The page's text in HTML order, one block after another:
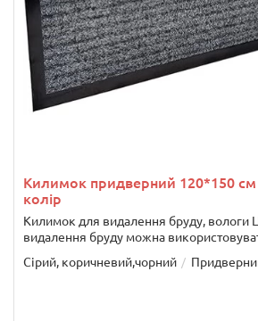
Килимок придверний 120*150 см
колір
Килимок для видалення бруду, вологи
видалення бруду можна
Сірий, коричневий,чорний